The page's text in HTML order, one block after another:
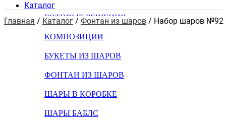
Каталог
ГОТОВЫЕ РЕШЕНИЯ
КОМПОЗИЦИИ
БУКЕТЫ ИЗ ШАРОВ
ФОНТАН ИЗ ШАРОВ
ШАРЫ В КОРОБКЕ
ШАРЫ БАБЛС
Главная / Каталог / Фонтан из шаров / Набор шаров №92